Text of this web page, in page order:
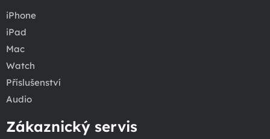
iPhone
iPad
Mac
Watch
Příslušenství
Audio
Zákaznický servis